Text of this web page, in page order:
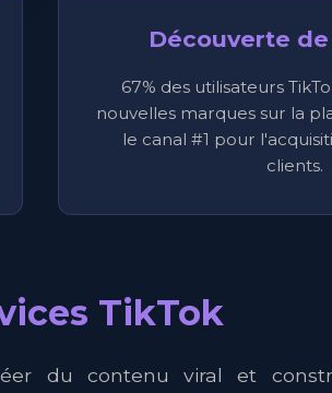
Découverte
67% des utilisateurs
nouvelles marques sur la
le canal #1 pour
clients.
TikTok
du contenu viral et